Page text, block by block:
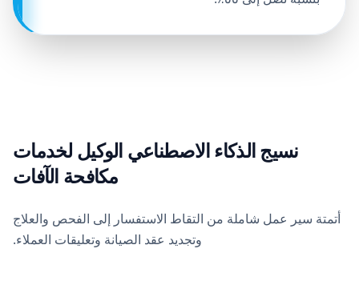
نسيج الذكاء الاصطناعي الوكيل لخدمات
مكافحة الآفات
أتمتة سير عمل شاملة من التقاط الاستفسار إلى الفحص والعلاج
وتجديد عقد الصيانة وتعليقات العملاء.